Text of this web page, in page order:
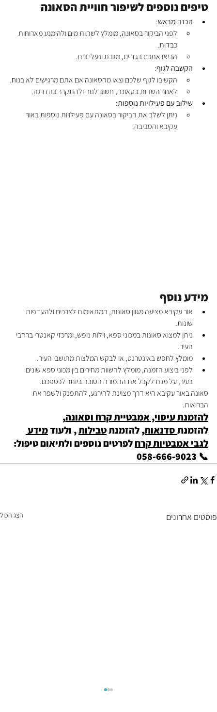
טיפים נוספים לשיפור חוויית הסאונה
הכנה מראש:
לפני הביקור בסאונה, מומלץ לשתות מים ולהימנע מארוחות
כבדות.
הביאו אתכם בגד ים, מגבת ונעלי בית.
הקשבה לגוף:
הקשיבו לגוף שלכם וצאו מהסאונה אם אתם מרגישים לא בנוח.
לאחר השהות בסאונה, חשוב לנוח ולהתקרר בהדרגה.
שילוב עם פעילויות נוספות:
ניתן לשלב את הביקור בסאונה עם פעילויות נוספות באור
עקיבא והסביבה.
מידע נוסף
אור עקיבא מציעה מגוון סאונות, המתאימות לצרכים ולהעדפות
שונות.
ניתן למצוא סאונות במכוני ספא, וילות נופש, ומרכזי קאנטרי ברחבי
העיר.
מומלץ לחפש באינטרנט, או לבקש המלצות מתושבי העיר.
לפני ביצוע הזמנה, מומלץ להשוות מחירים בין מכוני ספא שונים
בעיר, על מנת לקבל את התמורה הטובה ביותר לכספכם.
סאונה באור עקיבא היא דרך מצוינת להירגע, להתפנק ולשפר את
הבריאות.
להזמנת עיסוי, אמבטיית קרח וסאונה,
להזמנת סדנאות, להזמנת טבילות , ולעוד מידע
לגבי אמבטיות קרח לפרטים נוספים ולתיאום טיפול:
📞 058-666-9023
פוסטים אחרונים הצג הכול